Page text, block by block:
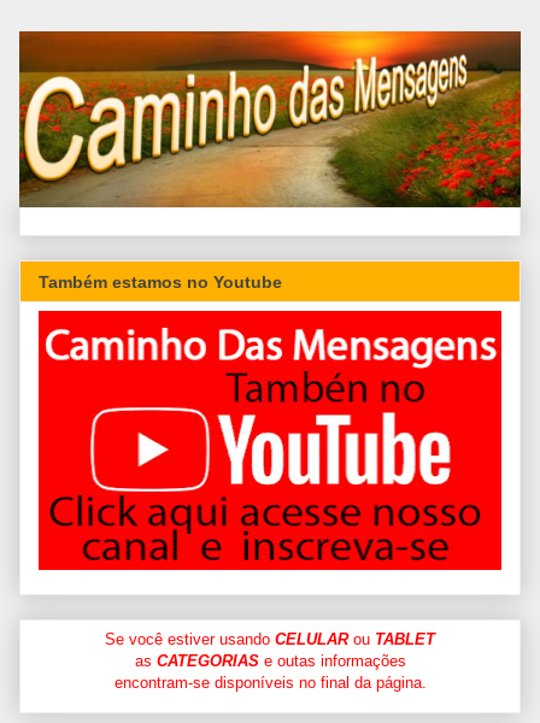
Também estamos no Youtube
Se você estiver usando CELULARou TABLET
as CATEGORIASe outas informações
encontram-se disponíveis no final da página.